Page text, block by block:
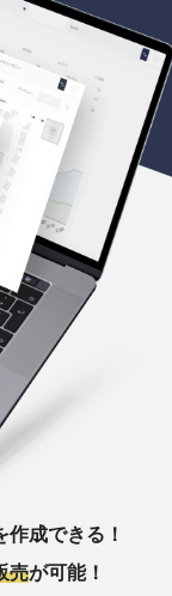
成できる！
売が可能！